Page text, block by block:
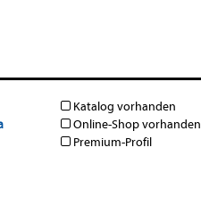
Katalog vorhanden
Online-Shop vorhanden
Premium-Profil